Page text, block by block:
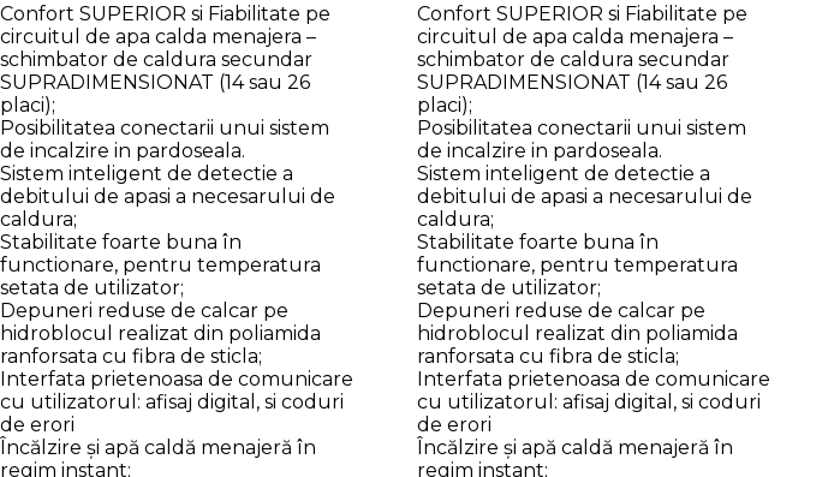
Confort SUPERIOR si Fiabilitate pe
circuitul de apa calda menajera –
schimbator de caldura secundar
SUPRADIMENSIONAT (14 sau 26
placi);
Posibilitatea conectarii unui sistem
de incalzire in pardoseala.
Sistem inteligent de detectie a
debitului de apasi a necesarului de
caldura;
Stabilitate foarte buna în
functionare, pentru temperatura
setata de utilizator;
Depuneri reduse de calcar pe
hidroblocul realizat din poliamida
ranforsata cu fibra de sticla;
Interfata prietenoasa de comunicare
cu utilizatorul: afisaj digital, si coduri
de erori
Încălzire și apă caldă menajeră în
regim instant;
Confort SUPERIOR si Fiabilitate pe
circuitul de apa calda menajera –
schimbator de caldura secundar
SUPRADIMENSIONAT (14 sau 26
placi);
Posibilitatea conectarii unui sistem
de incalzire in pardoseala.
Sistem inteligent de detectie a
debitului de apasi a necesarului de
caldura;
Stabilitate foarte buna în
functionare, pentru temperatura
setata de utilizator;
Depuneri reduse de calcar pe
hidroblocul realizat din poliamida
ranforsata cu fibra de sticla;
Interfata prietenoasa de comunicare
cu utilizatorul: afisaj digital, si coduri
de erori
Încălzire și apă caldă menajeră în
regim instant;